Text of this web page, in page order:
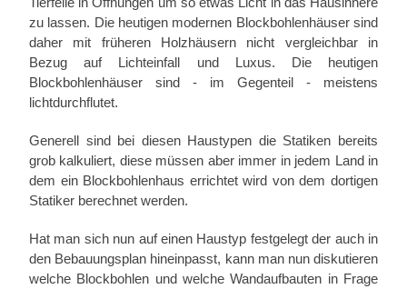
zu lassen. Die heutigen modernen Blockbohlenhäuser sind
daher mit früheren Holzhäusern nicht vergleichbar in
Bezug auf Lichteinfall und Luxus. Die heutigen
Blockbohlenhäuser sind - im Gegenteil - meistens
lichtdurchflutet.
Generell sind bei diesen Haustypen die Statiken bereits
grob kalkuliert, diese müssen aber immer in jedem Land in
dem ein Blockbohlenhaus errichtet wird von dem dortigen
Statiker berechnet werden.
Hat man sich nun auf einen Haustyp festgelegt der auch in
den Bebauungsplan hineinpasst, kann man nun diskutieren
welche Blockbohlen und welche Wandaufbauten in Frage